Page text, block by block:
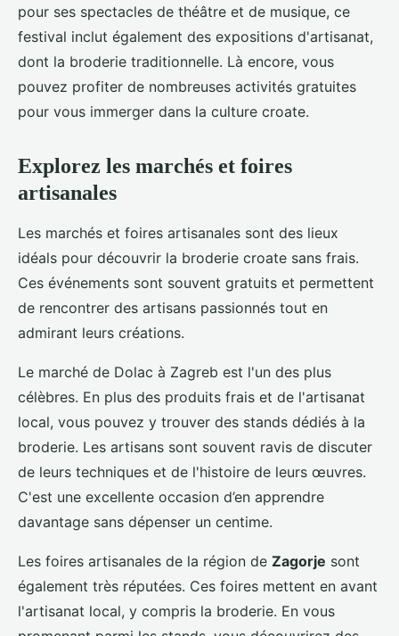
pour ses spectacles de théâtre et de musique, ce
festival inclut également des expositions d'artisanat,
dont la broderie traditionnelle. Là encore, vous
pouvez profiter de nombreuses activités gratuites
pour vous immerger dans la culture croate.
Explorez les marchés et foires
artisanales
Les marchés et foires artisanales sont des lieux
idéals pour découvrir la broderie croate sans frais.
Ces événements sont souvent gratuits et permettent
de rencontrer des artisans passionnés tout en
admirant leurs créations.
Le marché de Dolac à Zagreb est l'un des plus
célèbres. En plus des produits frais et de l'artisanat
local, vous pouvez y trouver des stands dédiés à la
broderie. Les artisans sont souvent ravis de discuter
de leurs techniques et de l'histoire de leurs œuvres.
C'est une excellente occasion d’en apprendre
davantage sans dépenser un centime.
Les foires artisanales de la région de Zagorje sont
également très réputées. Ces foires mettent en avant
l'artisanat local, y compris la broderie. En vous